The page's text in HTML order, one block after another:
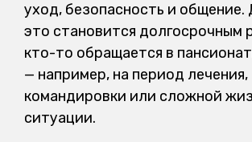
уход, безопасность и общение.
это становится долгосрочным
кто-то обращается в
— например, на период лечения,
командировки или сложной
ситуации.